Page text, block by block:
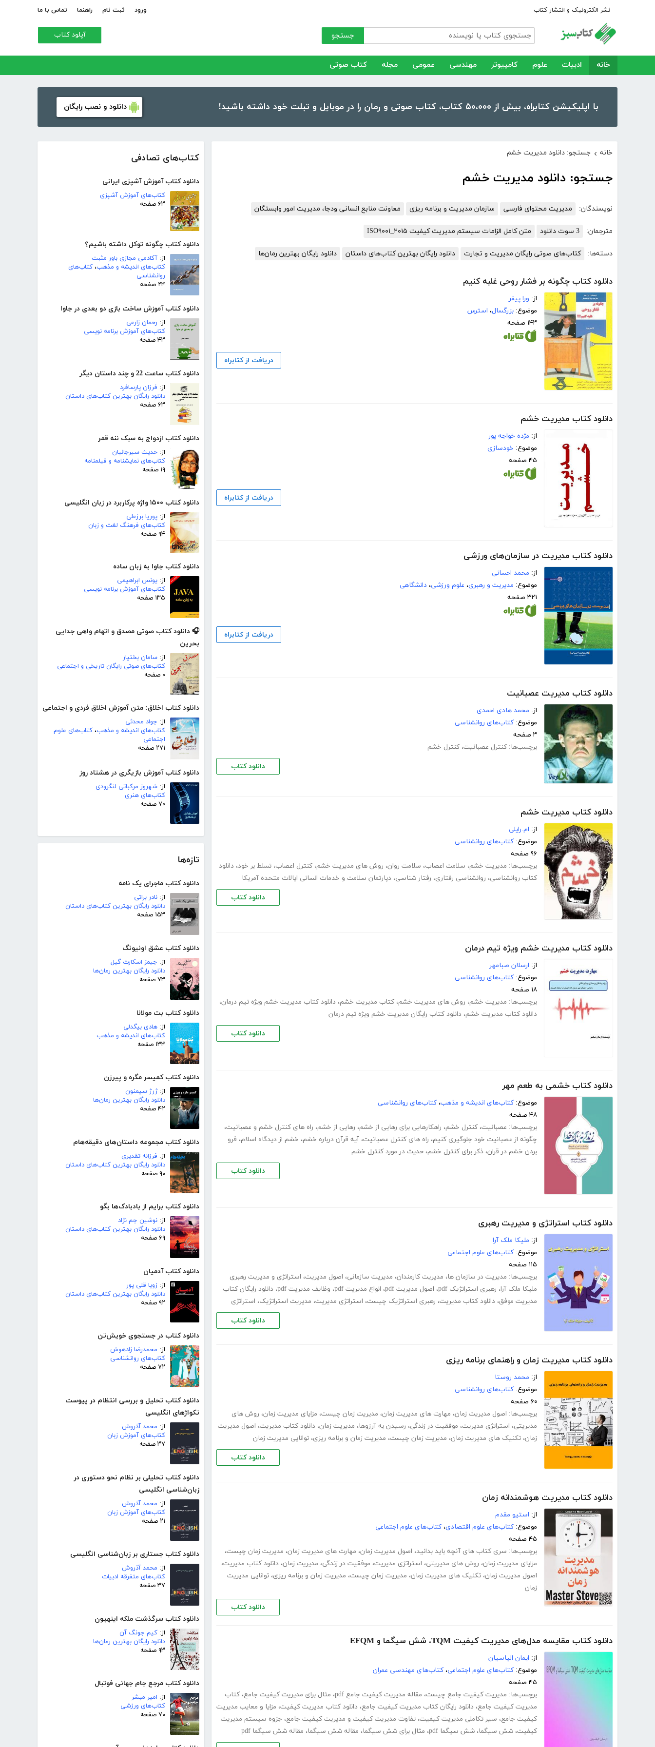
نشر الکترونیک و انتشار کتاب ورود ثبت نام راهنما تماس با ما
جستجو آپلود کتاب
خانه ادبیات علوم کامپیوتر مهندسی عمومی مجله کتاب صوتی
با اپلیکیشن کتابراه، بیش از ۵۰،۰۰۰ کتاب، کتاب صوتی و رمان را در موبایل و تبلت خود داشته باشید! دانلود و نصب رایگان
کتاب‌های تصادفی
دانلود کتاب آموزش آشپزی ایرانی
کتاب‌های آموزش آشپزی
۶۳ صفحه
دانلود کتاب چگونه توکل داشته باشیم؟
از: آکادمی مجازی باور مثبت
کتاب‌های اندیشه و مذهب، کتاب‌های
روانشناسی
۲۴ صفحه
دانلود کتاب آموزش ساخت بازی دو بعدی در جاوا
از: رحمان زارعی
کتاب‌های آموزش برنامه نویسی
۴۳ صفحه
دانلود کتاب ساعت 22 و چند داستان دیگر
از: فرزان پارسافرد
دانلود رایگان بهترین کتاب‌های داستان
۶۳ صفحه
دانلود کتاب ازدواج به سبک ننه قمر
از: حدیث سیرجانیان
کتاب‌های نمایشنامه و فیلمنامه
۱۹ صفحه
دانلود کتاب ۱۵۰۰ واژه پرکاربرد در زبان انگلیسی
از: پوریا برزعلی
کتاب‌های فرهنگ لغت و زبان
۹۴ صفحه
دانلود کتاب جاوا به زبان ساده
از: یونس ابراهیمی
کتاب‌های آموزش برنامه نویسی
۱۳۵ صفحه
🎧 دانلود کتاب صوتی مصدق و اتهام واهی جدایی
بحرین
از: سامان بختیار
کتاب‌های صوتی رایگان تاریخی و اجتماعی
۰ صفحه
دانلود کتاب اخلاق: متن آموزش اخلاق فردی و اجتماعی
از: جواد محدثی
کتاب‌های اندیشه و مذهب، کتاب‌های علوم
اجتماعی
۲۷۱ صفحه
دانلود کتاب آموزش بازیگری در هشتاد روز
از: شهروز مرکباتی لنگرودی
کتاب‌های هنری
۷۰ صفحه
تازه‌ها
دانلود کتاب ماجرای یک نامه
از: نادر براتی
دانلود رایگان بهترین کتاب‌های داستان
۱۵۳ صفحه
دانلود کتاب عشق اونیونگ
از: جیمز اسکارث گیل
دانلود رایگان بهترین رمان‌ها
۷۳ صفحه
دانلود کتاب بت مولانا
از: هادی بیگدلی
کتاب‌های اندیشه و مذهب
۱۳۴ صفحه
دانلود کتاب کمیسر مگره و پیرزن
از:ژرژ سیمنون
دانلود رایگان بهترین رمان‌ها
۴۲ صفحه
دانلود کتاب مجموعه داستان‌های دقیقه‌هام
از: فرزانه تقدیری
دانلود رایگان بهترین کتاب‌های داستان
۹۰ صفحه
دانلود کتاب برایم از بادبادک‌ها بگو
از: نوشین جم نژاد
دانلود رایگان بهترین کتاب‌های داستان
۶۹ صفحه
دانلود کتاب آدمیان
از: زویا قلی پور
دانلود رایگان بهترین کتاب‌های داستان
۹۲ صفحه
دانلود کتاب در جستجوی خویش‌تن
از: محمدرضا زادهوش
کتاب‌های روانشناسی
۷۲ صفحه
دانلود کتاب تحلیل و بررسی انتظام در پیوست
تکواژهای انگلیسی
از: محمد آذروش
کتاب‌های آموزش زبان
۳۷ صفحه
دانلود کتاب تحلیلی بر نظام نحو دستوری در
زبان‌شناسی انگلیسی
از: محمد آذروش
کتاب‌های آموزش زبان
۲۱ صفحه
دانلود کتاب جستاری بر زبان‌شناسی انگلیسی
از: محمد آذروش
کتاب‌های متفرقه ادبیات
۳۷ صفحه
دانلود کتاب سرگذشت ملکه اینهیون
از: کیم جونگ آن
دانلود رایگان بهترین رمان‌ها
۹۳ صفحه
دانلود کتاب مرجع جام جهانی فوتبال
از: امیر مبشر
کتاب‌های ورزشی
۷۰ صفحه
خانه › جستجو: دانلود مدیریت خشم
جستجو: دانلود مدیریت خشم
نویسندگان: مدیریت محتوای فارسی سازمان مدیریت و برنامه ریزی معاونت منابع انسانی ودجا، مدیریت امور وابستگان
مترجمان: 3 سوت دانلود متن کامل الزامات سیستم مدیریت کیفیت ISO۹۰۰۱_۲۰۱۵
دسته‌ها: کتاب‌های صوتی رایگان مدیریت و تجارت دانلود رایگان بهترین کتاب‌های داستان دانلود رایگان بهترین رمان‌ها
دانلود کتاب چگونه بر فشار روحی غلبه کنیم
از: ورا پیفر
موضوع: بزرگسال، استرس
۱۴۳ صفحه
دریافت از کتابراه
دانلود کتاب مدیریت خشم
از: مژده خواجه پور
موضوع: خودسازی
۴۵ صفحه
دریافت از کتابراه
دانلود کتاب مدیریت در سازمان‌های ورزشی
از: محمد احسانی
موضوع: مدیریت و رهبری، علوم ورزشی، دانشگاهی
۳۲۱ صفحه
دریافت از کتابراه
دانلود کتاب مدیریت عصبانیت
از: محمد هادی احمدی
موضوع: کتاب‌های روانشناسی
۳ صفحه
برچسب‌ها: کنترل عصبانیت، کنترل خشم
دانلود کتاب
دانلود کتاب مدیریت خشم
از: ام.رایلی
موضوع: کتاب‌های روانشناسی
۹۶ صفحه
برچسب‌ها: مدیریت خشم، سلامت اعصاب، سلامت روان، روش های مدیریت خشم، کنترل اعصاب، تسلط بر خود، دانلود
کتاب روانشناسی، روانشناسی رفتاری، رفتار شناسی، دپارتمان سلامت و خدمات انسانی ایالات متحده آمریکا
دانلود کتاب
دانلود کتاب مدیریت خشم ویژه تیم درمان
از: ارسلان صبامهر
موضوع: کتاب‌های روانشناسی
۱۸ صفحه
برچسب‌ها: مدیریت خشم، روش های مدیریت خشم، کتاب مدیریت خشم، دانلود کتاب مدیریت خشم ویژه تیم درمان،
دانلود کتاب مدیریت خشم، دانلود کتاب رایگان مدیریت خشم ویژه تیم درمان
دانلود کتاب
دانلود کتاب خشمی به طعم مهر
موضوع: کتاب‌های اندیشه و مذهب، کتاب‌های روانشناسی
۴۸ صفحه
برچسب‌ها: عصبانیت، کنترل خشم، راهکارهایی برای رهایی از خشم، رهایی از خشم، راه های کنترل خشم و عصبانیت،
چگونه از عصبانیت خود جلوگیری کنیم، راه های کنترل عصبانیت، آیه قرآن درباره خشم، خشم از دیدگاه اسلام، فرو
بردن خشم در قران، ذکر برای کنترل خشم، حدیث در مورد کنترل خشم
دانلود کتاب
دانلود کتاب استراتژی و مدیریت رهبری
از: ملیکا ملک آرا
موضوع: کتاب‌های علوم اجتماعی
۱۱۵ صفحه
برچسب‌ها: مدیریت در سازمان ها، مدیریت کارمندان، مدیریت سازمانی، اصول مدیریت، استراتژی و مدیریت رهبری
ملیکا ملک آرا، رهبری استراتژیک pdf ، اصول مدیریت pdf ، انواع مدیریت pdf ، وظایف مدیریت pdf ، دانلود رایگان کتاب
مدیریت موفق، دانلود کتاب مدیریت، رهبری استراتژیک چیست، استراتژی مدیریت، مدیریت استراتژیک، استراتژی
دانلود کتاب
دانلود کتاب مدیریت زمان و راهنمای برنامه ریزی
از: محمد روستا
موضوع: کتاب‌های روانشناسی
۶۰ صفحه
برچسب‌ها: اصول مدیریت زمان، مهارت های مدیریت زمان، مدیریت زمان چیست، مزایای مدیریت زمان، روش های
مدیریتی، استراتژی مدیریت، موفقیت در زندگی، رسیدن به آرزوها، مدیریت زمان، دانلود کتاب مدیریت، اصول مدیریت
زمان، تکنیک های مدیریت زمان، مدیریت زمان چیست، مدیریت زمان و برنامه ریزی، توانایی مدیریت زمان
دانلود کتاب
دانلود کتاب مدیریت هوشمندانه زمان
از: استیو مقدم
موضوع: کتاب‌های علوم اقتصادی، کتاب‌های علوم اجتماعی
۴۵ صفحه
برچسب‌ها: سری کتاب های آنچه باید بدانید، اصول مدیریت زمان، مهارت های مدیریت زمان، مدیریت زمان چیست،
مزایای مدیریت زمان، روش های مدیریتی، استراتژی مدیریت، موفقیت در زندگی، مدیریت زمان، دانلود کتاب مدیریت،
اصول مدیریت زمان، تکنیک های مدیریت زمان، مدیریت زمان چیست، مدیریت زمان و برنامه ریزی، توانایی مدیریت
زمان
دانلود کتاب
دانلود کتاب مقایسه مدل‌های مدیریت کیفیت TQM، شش سیگما و EFQM
از: ایمان الیاسیان
موضوع: کتاب‌های علوم اجتماعی، کتاب‌های مهندسی عمران
۴۵ صفحه
برچسب‌ها: مدیریت کیفیت جامع چیست، مقاله مدیریت کیفیت جامع pdf ، مثال برای مدیریت کیفیت جامع، کتاب
مدیریت کیفیت جامع، دانلود رایگان کتاب مدیریت کیفیت جامع، دانلود کتاب مدیریت کیفیت، مزایا و معایب مدیریت
کیفیت جامع، سیر تکاملی مدیریت کیفیت، تفاوت مدیریت کیفیت و مدیریت کیفیت جامع، جزوه سیستم مدیریت
کیفیت، شش سیگما، شش سیگما pdf ، مثال برای شش سیگما، مقاله شش سیگما، مقاله شش سیگما pdf